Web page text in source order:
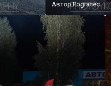
АвторPogranec